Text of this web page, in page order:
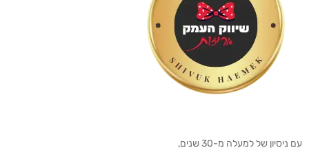
עם ניסיון של למעלה מ-30 שנים,